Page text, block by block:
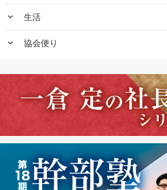
keyboard_arrow_down 生活
keyboard_arrow_down 協会便り